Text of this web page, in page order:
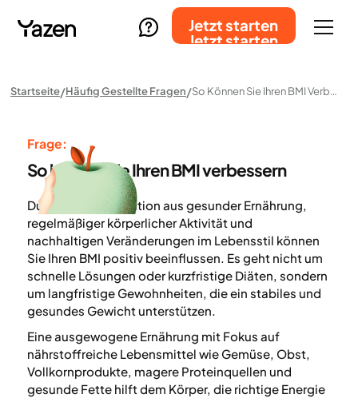
Jetzt starten
Jetzt starten
Startseite Häufig Gestellte Fragen So Können Sie Ihren BMI Verbessern
Frage:
So können Sie Ihren BMI verbessern
Durch die Kombination aus gesunder Ernährung,
regelmäßiger körperlicher Aktivität und
nachhaltigen Veränderungen im Lebensstil können
Sie Ihren BMI positiv beeinflussen. Es geht nicht um
schnelle Lösungen oder kurzfristige Diäten, sondern
um langfristige Gewohnheiten, die ein stabiles und
gesundes Gewicht unterstützen.
Eine ausgewogene Ernährung mit Fokus auf
nährstoffreiche Lebensmittel wie Gemüse, Obst,
Vollkornprodukte, magere Proteinquellen und
gesunde Fette hilft dem Körper, die richtige Energie